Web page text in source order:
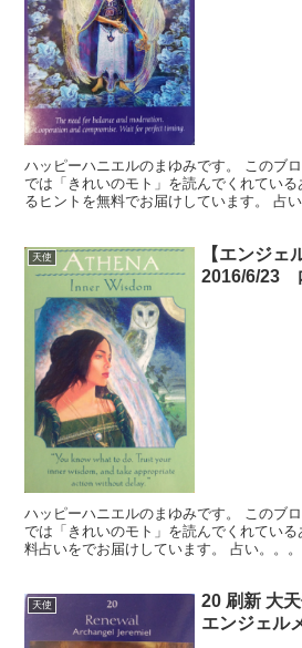
ハッピーハニエルのまゆみです。 このブ
では「きれいのモト」を読んでくれてい
るヒントを無料でお届けしています。 占
天使
【エンジェ
2016/6/23
ハッピーハニエルのまゆみです。 このブ
では「きれいのモト」を読んでくれてい
料占いをでお届けしています。 占い。。
天使
20 刷新 大
エンジェル